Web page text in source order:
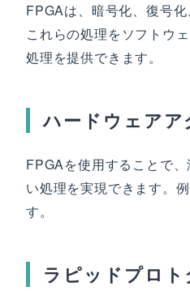
FPGAは、暗号化、復号
これらの処理をソフトウ
処理を提供できます。
ハードウェア
FPGAを使用することで
い処理を実現できます。
す。
ラピッドプロ